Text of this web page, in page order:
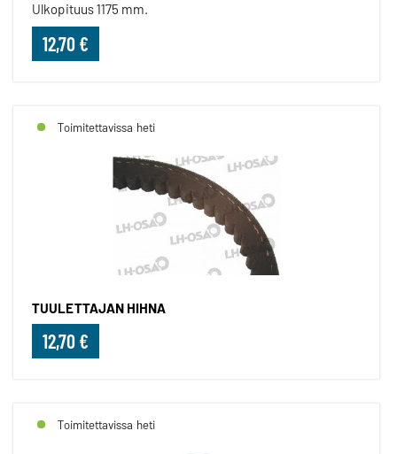
Ulkopituus 1175 mm.
12,70 €
Toimitettavissa heti
TUULETTAJAN HIHNA
12,70 €
Toimitettavissa heti